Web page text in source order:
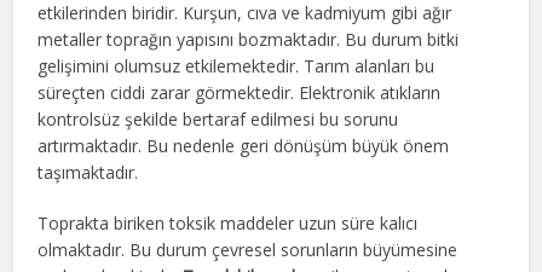
etkilerinden biridir. Kurşun, cıva ve kadmiyum gibi ağır
metaller toprağın yapısını bozmaktadır. Bu durum bitki
gelişimini olumsuz etkilemektedir. Tarım alanları bu
süreçten ciddi zarar görmektedir. Elektronik atıkların
kontrolsüz şekilde bertaraf edilmesi bu sorunu
artırmaktadır. Bu nedenle geri dönüşüm büyük önem
taşımaktadır.
Toprakta biriken toksik maddeler uzun süre kalıcı
olmaktadır. Bu durum çevresel sorunların büyümesine